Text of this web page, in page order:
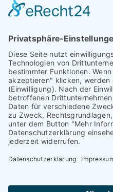
Augsburg
Darmstadt
Frankfurt
Heidelberg
Hofheim am
Taunus
Mannheim
München
Nürnberg
Regensburg